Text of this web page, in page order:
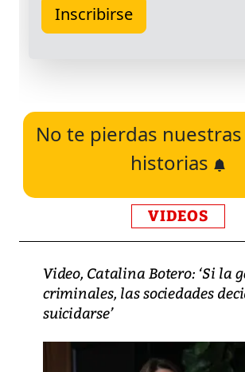
No te pierdas
historias
VIDEOS
Video, Catalina Botero: ‘Si la
criminales, las sociedades
suicidarse’